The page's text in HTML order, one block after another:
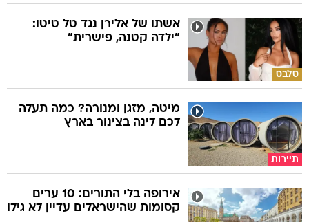
סלבס
אשתו של אלירן נגד טל טיטו:
"ילדה קטנה, פישרית"
תיירות
מיטה, מזגן ומנורה? כמה תעלה
לכם לינה בצינור בארץ
אירופה בלי התורים: 10 ערים
קסומות שהישראלים עדיין לא גילו